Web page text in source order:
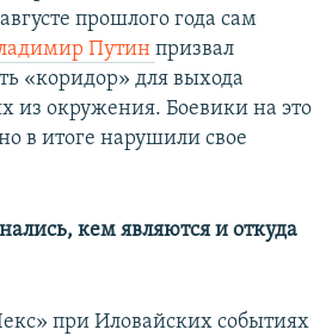
прошлого года сам
Путин призвал
«коридор» для выхода
из окружения. Боевики на это
в итоге нарушили свое
кем являются и откуда
при Иловайских событиях